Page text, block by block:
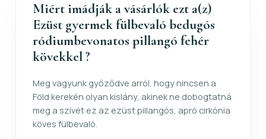
Miért imádják a vásárlók ezt a(z)
Ezüst gyermek fülbevaló bedugós
ródiumbevonatos pillangó fehér
kövekkel ?
Meg vagyunk győződve arról, hogy nincsen a
Föld kerekén olyan kislány, akinek ne dobogtatná
meg a szívét ez az ezüst pillangós, apró cirkónia
köves fülbevaló.